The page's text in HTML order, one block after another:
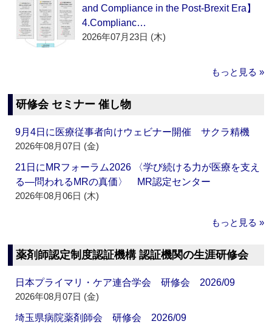
and Compliance in the Post-Brexit Era】
4.Complianc…
2026年07月23日 (木)
もっと見る »
研修会 セミナー 催し物
9月4日に医療従事者向けウェビナー開催 サクラ精機
2026年08月07日 (金)
21日にMRフォーラム2026 〈学び続ける力が医療を支え
る―問われるMRの真価〉 MR認定センター
2026年08月06日 (木)
もっと見る »
薬剤師認定制度認証機構 認証機関の生涯研修会
日本プライマリ・ケア連合学会 研修会 2026/09
2026年08月07日 (金)
埼玉県病院薬剤師会 研修会 2026/09